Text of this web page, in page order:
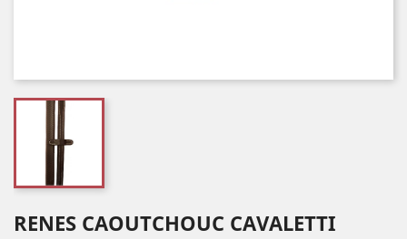
RENES CAOUTCHOUC CAVALETTI